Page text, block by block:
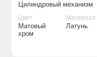
Цилиндровый механизм
Extreza AS-60С ключ-
вертушка 25x10x25 (30/30)
матовый хром F05 (с
Цвет
Матовый
хром
Материал
Латунь